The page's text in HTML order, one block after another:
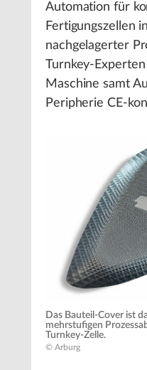
Automation für
Fertigungszellen
nachgelagerter
Turnkey-
Maschine samt
Peripherie CE-
Das Bauteil-Cover ist
mehrstufigen
Turnkey-Zelle.
© Arburg